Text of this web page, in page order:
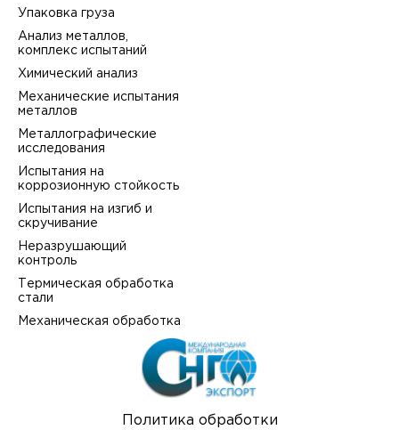
Политика обработки
Упаковка груза
Анализ металлов,
комплекс испытаний
Химический анализ
Механические испытания
металлов
Металлографические
исследования
Испытания на
коррозионную стойкость
Испытания на изгиб и
скручивание
Неразрушающий
контроль
Термическая обработка
стали
Механическая обработка